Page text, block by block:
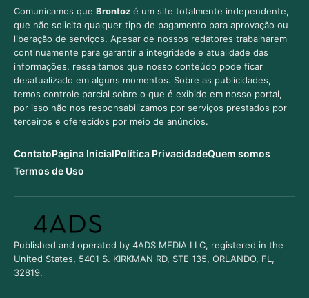
Comunicamos que Brontoz é um site totalmente independente,
que não solicita qualquer tipo de pagamento para aprovação ou
liberação de serviços. Apesar de nossos redatores trabalharem
continuamente para garantir a integridade e atualidade das
informações, ressaltamos que nosso conteúdo pode ficar
desatualizado em alguns momentos. Sobre as publicidades,
temos controle parcial sobre o que é exibido em nosso portal,
por isso não nos responsabilizamos por serviços prestados por
terceiros e oferecidos por meio de anúncios.
ContatoPágina InicialPolítica PrivacidadeQuem somos
Termos de Uso
Published and operated by 4ADS MEDIA LLC, registered in the
United States, 5401 S. KIRKMAN RD, STE 135, ORLANDO, FL,
32819.